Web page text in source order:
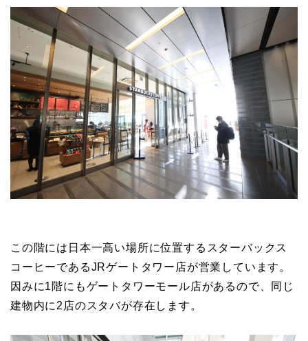
この階には日本一高い場所に位置するスターバックス
コーヒーであるJRゲートタワー店が営業しています。
因みに1階にもゲートタワーモール店があるので、同じ
建物内に2店のスタバが存在します。